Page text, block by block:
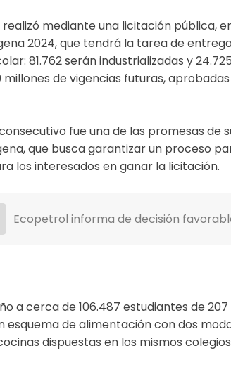
mediante una licitación pública,
2024, que tendrá la tarea de
81.762 serán industrializadas y
de vigencias futuras,
fue una de las promesas de
que busca garantizar un proceso
los interesados en ganar la licitación.
Ecopetrol informa de decisión
a cerca de 106.487 estudiantes de
esquema de alimentación con dos
dispuestas en los mismos